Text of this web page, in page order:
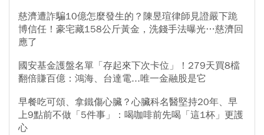
慈濟遭詐騙10億怎麼發生的？陳昱瑄律師見證嚴下跪
博信任！豪宅藏158公斤黃金，洗錢手法曝光…慈濟回
應了
國安基金護盤名單「存起來下次卡位」！279天買8檔
翻倍賺百億：鴻海、台達電...唯一金融股是它
早餐吃可頌、拿鐵傷心臟？心臟科名醫堅持20年、早
上9點前不做「5件事」：喝咖啡前先喝「這1杯」更護
心